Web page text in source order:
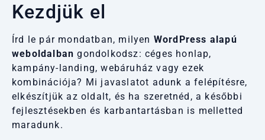
Kezdjük el
Írd le pár mondatban, milyen WordPress alapú
weboldalban gondolkodsz: céges honlap,
kampány-landing, webáruház vagy ezek
kombinációja? Mi javaslatot adunk a felépítésre,
elkészítjük az oldalt, és ha szeretnéd, a későbbi
fejlesztésekben és karbantartásban is melletted
maradunk.